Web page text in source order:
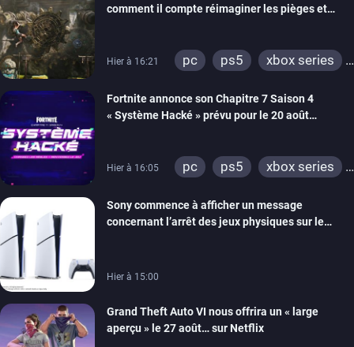
comment il compte réimaginer les pièges et
Hier à 16:21 pc ps5
xbox series
Fortnite annonce son Chapitre 7 Saison 4
« Système Hacké » prévu pour le 20 août
Hier à 16:05 pc ps5
xbox series
ps4
xbox one
switch 2
Sony commence à afficher un message
concernant l’arrêt des jeux physiques sur le
Hier à 15:00
Grand Theft Auto VI nous offrira un « large
aperçu » le 27 août… sur Netflix